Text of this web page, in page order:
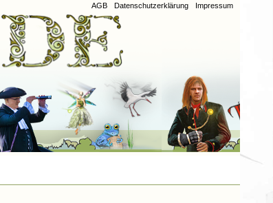
Impressum
Datenschutzerklärung
AGB